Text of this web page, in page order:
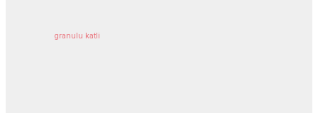
granulu katli